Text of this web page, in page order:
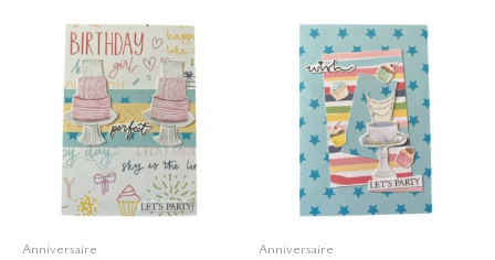
Anniversaire Anniversaire